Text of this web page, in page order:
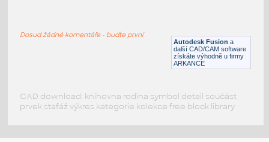
Plastové součásti Autodesk Fusion a
další CAD/CAM software
získáte výhodně u firmy
ARKANCE
Dosud žádné komentáře - buďte první
CAD download: knihovna rodina symbol detail součást
prvek stafáž výkres kategorie kolekce free block library